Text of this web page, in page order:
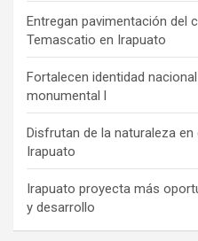
Entregan pavimentación del
Temascatio en Irapuato
Fortalecen identidad
monumental l
Disfrutan de la naturaleza
Irapuato
Irapuato proyecta más
y desarrollo